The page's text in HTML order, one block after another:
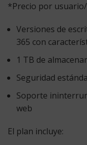
*Precio por
Versiones de
365 con
1 TB de
Seguridad
Soporte
web
El plan incluye: